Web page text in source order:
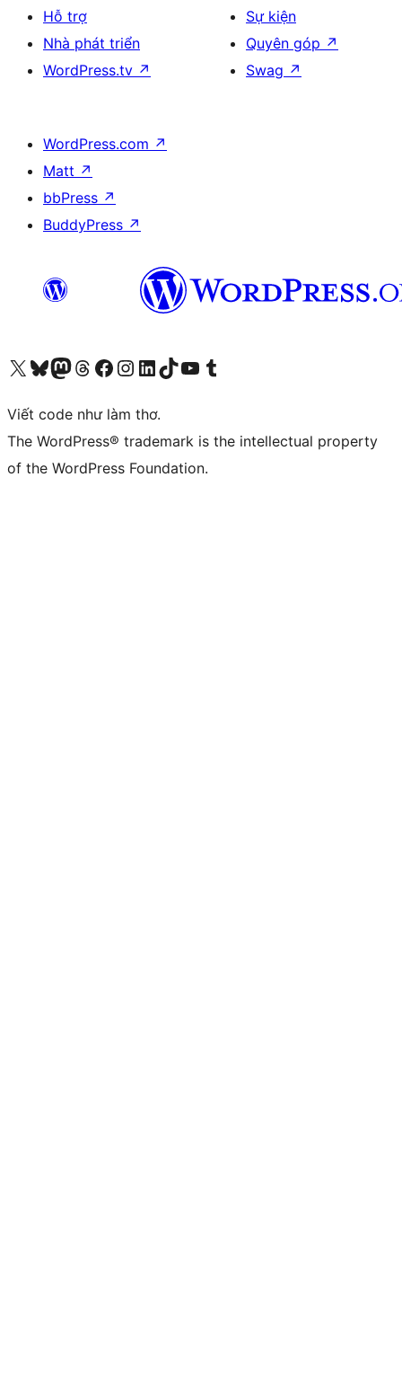
Hỗ trợ
Nhà phát triển
WordPress.tv ↗
Sự kiện
Quyên góp ↗
Swag ↗
WordPress.com ↗
Matt ↗
bbPress ↗
BuddyPress ↗
Truy cập tài khoản X (trước đây là Twitter) của chúng tôiVisit our Bluesky account
Visit our Mastodon account
Visit our Threads account
Xem trang Facebook của chúng tôiTruy cập tài khoản Instagram của chúng tôiTruy cập tài khoản LinkedIn của chúng tôiVisit our TikTok account
Truy cập kênh YouTube của chúng tôi Visit our Tumblr account
Viết code như làm thơ.
The WordPress® trademark is the intellectual property
of the WordPress Foundation.